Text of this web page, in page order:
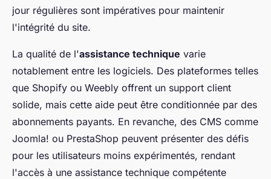
jour régulières sont impératives pour maintenir
l'intégrité du site.
La qualité de l'assistance technique varie
notablement entre les logiciels. Des plateformes telles
que Shopify ou Weebly offrent un support client
solide, mais cette aide peut être conditionnée par des
abonnements payants. En revanche, des CMS comme
Joomla! ou PrestaShop peuvent présenter des défis
pour les utilisateurs moins expérimentés, rendant
l'accès à une assistance technique compétente